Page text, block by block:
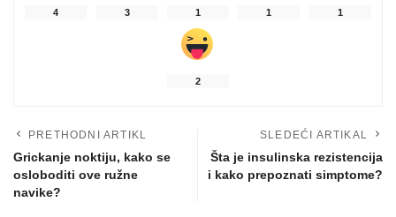
4 3 1 1 1
2
PRETHODNI ARTIKL
Grickanje noktiju, kako se
osloboditi ove ružne
navike?
SLEDEĆI ARTIKAL
Šta je insulinska rezistencija
i kako prepoznati simptome?